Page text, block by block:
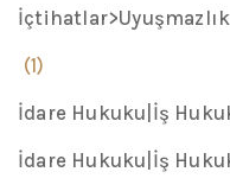
(1)
İdare Hukuku|İş
İdare Hukuku|İş